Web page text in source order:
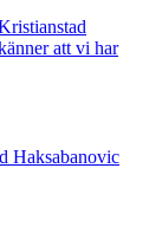
att vi har
Haksabanovic